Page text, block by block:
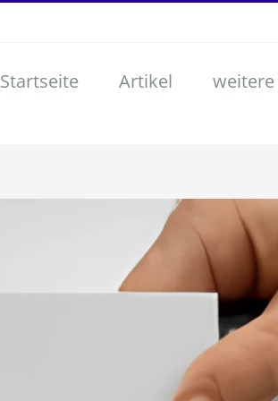
Startseite Artikel